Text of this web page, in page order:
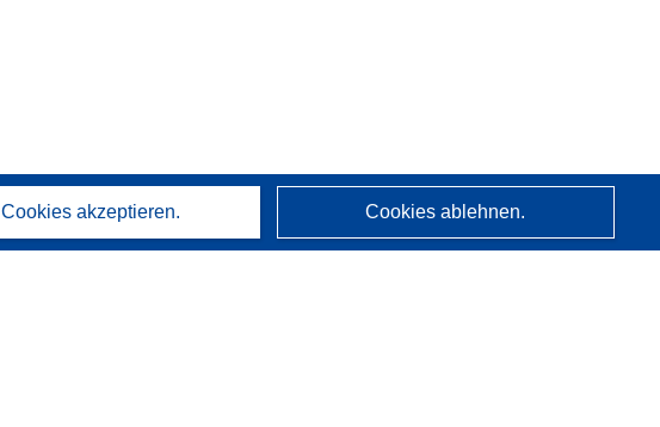
Cookies akzeptieren. Cookies ablehnen.